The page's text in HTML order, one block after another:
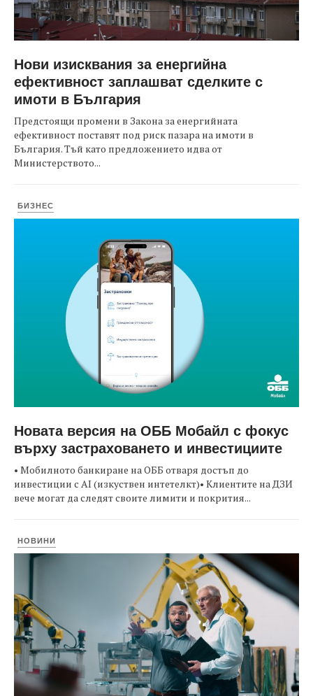
Нови изисквания за енергийна
ефективност заплашват сделките с
имоти в България
Предстоящи промени в Закона за енергийната
ефективност поставят под риск пазара на имоти в
България. Тъй като предложението идва от
Министерството...
БИЗНЕС
Новата версия на ОББ Мобайл с фокус
върху застраховането и инвестициите
• Мобилното банкиране на ОББ отваря достъп до
инвестиции с AI (изкуствен интетелкт)• Клиентите на ДЗИ
вече могат да следят своите лимити и покрития...
НОВИНИ